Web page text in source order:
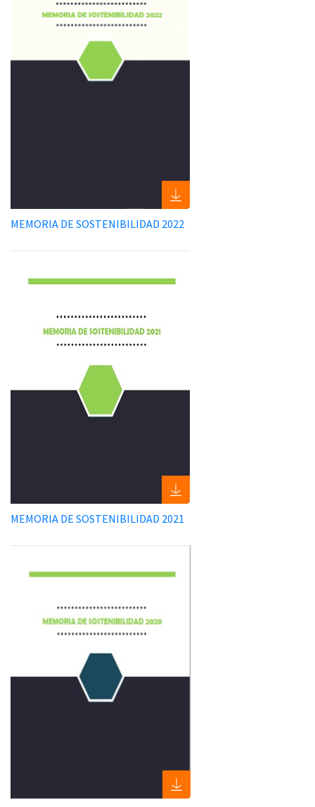
MEMORIA DE SOSTENIBILIDAD 2022
MEMORIA DE SOSTENIBILIDAD 2021